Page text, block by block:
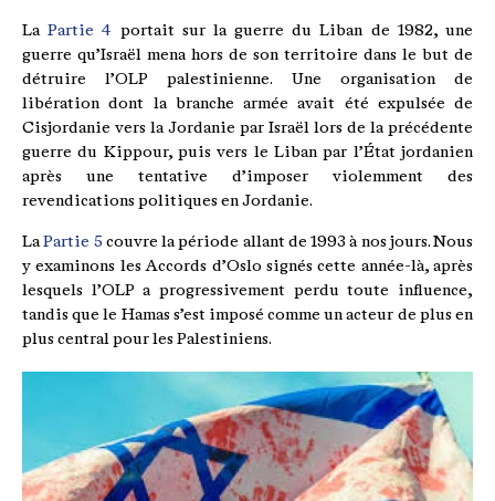
LaPartie 4 portait sur la guerre du Liban de 1982, une
guerre qu’Israël mena hors de son territoire dans le but de
détruire l’OLP palestinienne. Une organisation de
libération dont la branche armée avait été expulsée de
Cisjordanie vers la Jordanie par Israël lors de la précédente
guerre du Kippour, puis vers le Liban par l’État jordanien
après une tentative d’imposer violemment des
revendications politiques en Jordanie.
LaPartie 5 couvre la période allant de 1993 à nos jours. Nous
y examinons les Accords d’Oslo signés cette année-là, après
lesquels l’OLP a progressivement perdu toute influence,
tandis que le Hamas s’est imposé comme un acteur de plus en
plus central pour les Palestiniens.